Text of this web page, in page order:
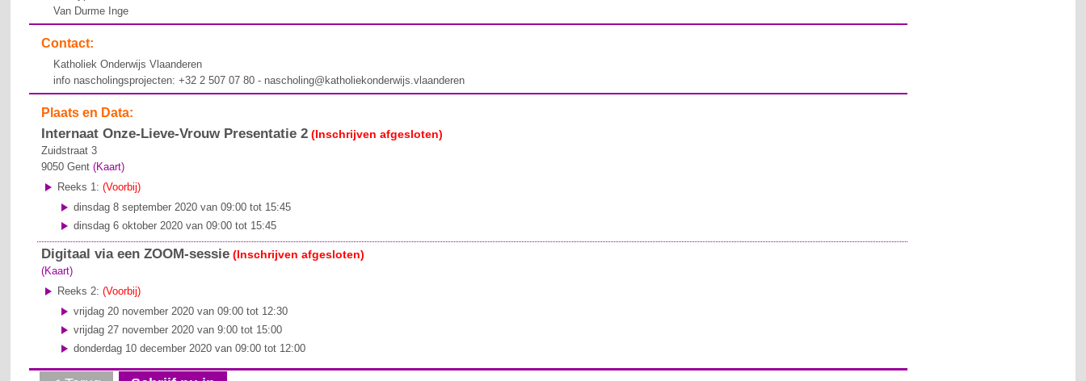
Van Durme Inge
Contact:
Katholiek Onderwijs Vlaanderen
info nascholingsprojecten: +32 2 507 07 80 - nascholing@katholiekonderwijs.vlaanderen
Plaats en Data:
Internaat Onze-Lieve-Vrouw Presentatie 2 (Inschrijven afgesloten)
Zuidstraat 3
9050 Gent (Kaart)
Reeks 1:(Voorbij)
dinsdag 8 september 2020 van 09:00 tot 15:45
dinsdag 6 oktober 2020 van 09:00 tot 15:45
Digitaal via een ZOOM-sessie (Inschrijven afgesloten)
(Kaart)
Reeks 2:(Voorbij)
vrijdag 20 november 2020 van 09:00 tot 12:30
vrijdag 27 november 2020 van 9:00 tot 15:00
donderdag 10 december 2020 van 09:00 tot 12:00